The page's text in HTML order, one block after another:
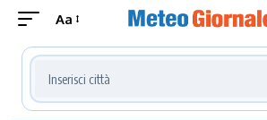
Aa
Cerca località meteo